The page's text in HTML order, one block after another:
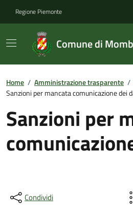
Regione Piemonte
Comune di
Home / Amministrazione trasparente /
Sanzioni per mancata comunicazione dei
Sanzioni per
Condividi